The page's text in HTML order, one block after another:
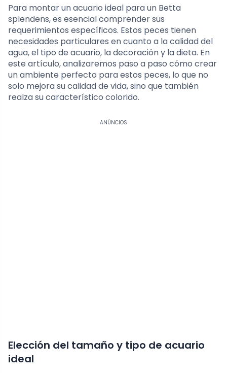
Para montar un acuario ideal para un Betta
splendens, es esencial comprender sus
requerimientos específicos. Estos peces tienen
necesidades particulares en cuanto a la calidad del
agua, el tipo de acuario, la decoración y la dieta. En
este artículo, analizaremos paso a paso cómo crear
un ambiente perfecto para estos peces, lo que no
solo mejora su calidad de vida, sino que también
realza su característico colorido.
ANÚNCIOS
Elección del tamaño y tipo de acuario
ideal